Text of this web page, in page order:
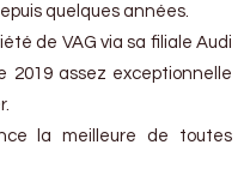
quelques années.
de VAG via sa filiale Audi
2019 assez exceptionnelle
la meilleure de toutes